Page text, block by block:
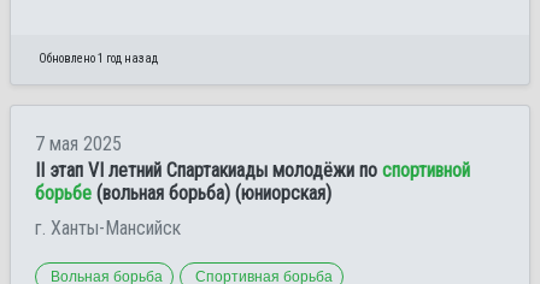
Обновлено 1 год назад
7 мая 2025
II этап VI летний Спартакиады молодёжи по спортивной
борьбе (вольная борьба) (юниорская)
г. Ханты-Мансийск
Вольная борьба Спортивная борьба